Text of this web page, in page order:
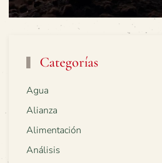
Categorías
Agua
Alianza
Alimentación
Análisis